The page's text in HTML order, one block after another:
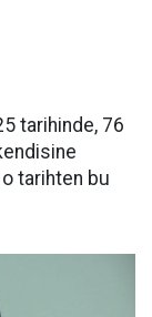
tarihinde, 76
tarihten bu